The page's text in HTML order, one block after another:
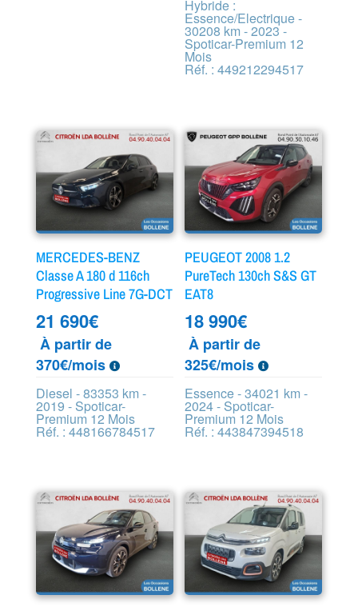
Hybride :
Essence/Electrique -
30208 km - 2023 -
Spoticar-Premium 12
Mois
Réf. : 449212294517
MERCEDES-BENZ
Classe A 180 d 116ch
Progressive Line 7G-DCT
21 690€
À partir de
370€/mois
Diesel - 83353 km -
2019 - Spoticar-
Premium 12 Mois
Réf. : 448166784517
PEUGEOT 2008 1.2
PureTech 130ch S&S GT
EAT8
18 990€
À partir de
325€/mois
Essence - 34021 km -
2024 - Spoticar-
Premium 12 Mois
Réf. : 443847394518